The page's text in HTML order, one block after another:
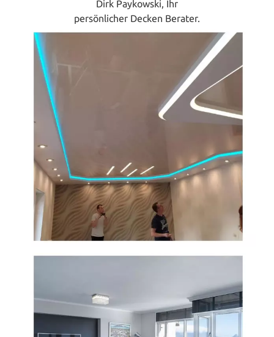
Dirk Paykowski, Ihr
persönlicher Decken Berater.